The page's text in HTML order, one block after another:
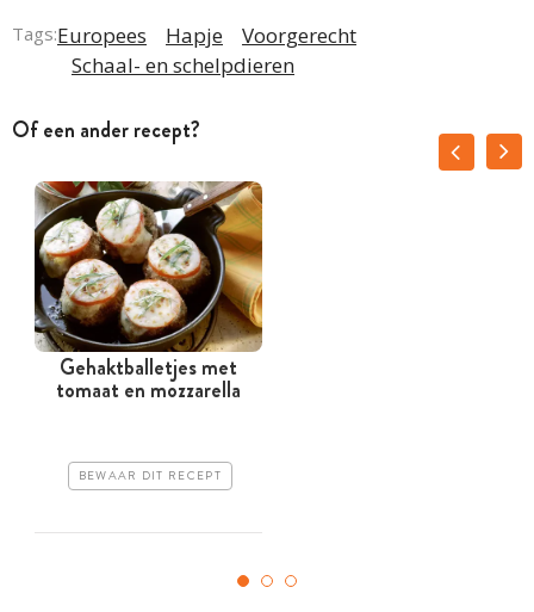
Tags:Europees Hapje
Voorgerecht
Schaal- en schelpdieren
Of een ander recept?
Gehaktballetjes met
tomaat en mozzarella
BEWAAR DIT RECEPT